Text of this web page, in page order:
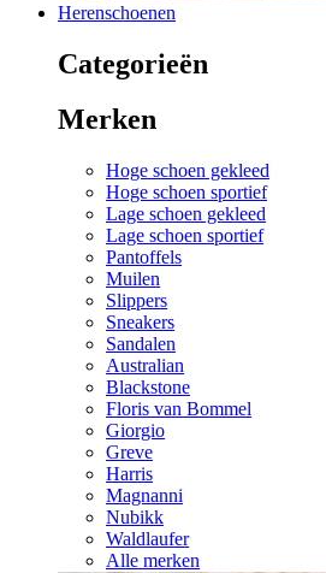
Herenschoenen
Categorieën
Merken
Hoge schoen gekleed
Hoge schoen sportief
Lage schoen gekleed
Lage schoen sportief
Pantoffels
Muilen
Slippers
Sneakers
Sandalen
Australian
Blackstone
Floris van Bommel
Giorgio
Greve
Harris
Magnanni
Nubikk
Waldlaufer
Alle merken